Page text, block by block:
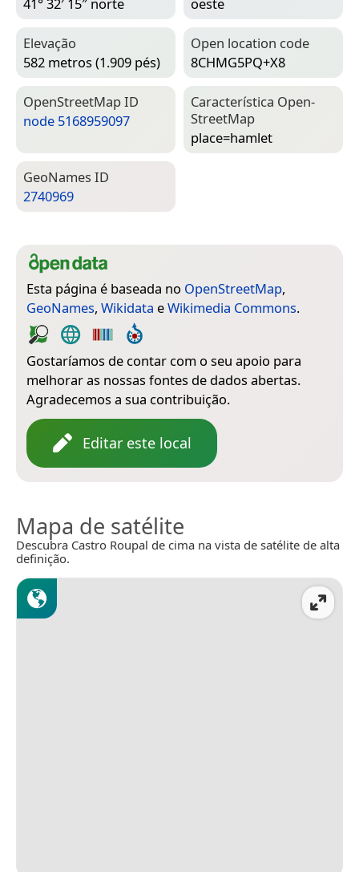
41° 32′ 15″ norte oeste
Elevação
582 metros (1.909 pés)
Open location code
8CHMG5PQ+X8
Open­Street­Map ID
node 5168959097
Característica Open­
Street­Map
place=­hamlet
Geo­Names ID
2740969
Esta página é baseada no OpenStreetMap,
GeoNames, Wikidata eWikimedia Commons.
Gostaríamos de contar com o seu apoio para
melhorar as nossas fontes de dados abertas.
Agradecemos a sua contribuição.
Editar este local
Mapa de satélite
Descubra Castro Roupal de cima na vista de satélite de alta
definição.